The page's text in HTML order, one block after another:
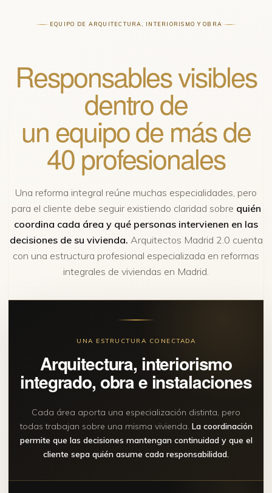
EQUIPO DE ARQUITECTURA, INTERIORISMO Y OBRA
Responsables visibles
dentro de
un equipo de más de
40 profesionales
Una reforma integral reúne muchas especialidades, pero
para el cliente debe seguir existiendo claridad sobre quién
coordina cada área y qué personas intervienen en las
decisiones de su vivienda. Arquitectos Madrid 2.0 cuenta
con una estructura profesional especializada en reformas
integrales de viviendas en Madrid.
UNA ESTRUCTURA CONECTADA
Arquitectura, interiorismo
integrado, obra e instalaciones
Cada área aporta una especialización distinta, pero
todas trabajan sobre una misma vivienda. La coordinación
permite que las decisiones mantengan continuidad y que el
cliente sepa quién asume cada responsabilidad.